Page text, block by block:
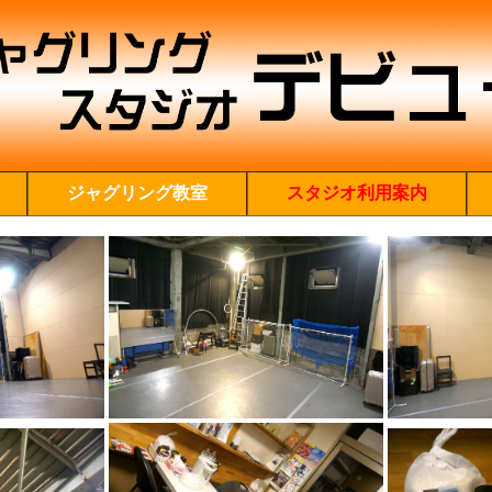
ジャグリング教室 スタジオ利用案内